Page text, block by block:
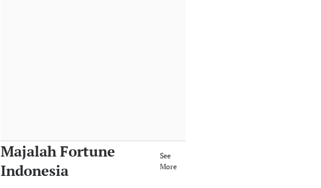
Majalah Fortune
Indonesia
See
More